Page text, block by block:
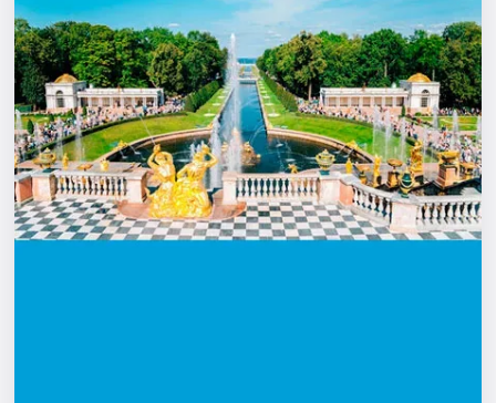
Города
Площадки
Артисты
Рейтинги